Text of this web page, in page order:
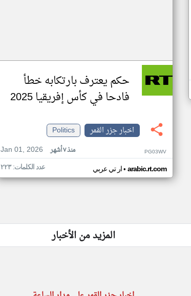
حكم يعترف بارتكابه خطأ
فادحا في كأس إفريقيا 2025
اخبار جزر القمر
Politics
Jan 01, 2026
منذ ٧ أشهر PG03WV
ار تي عربي• arabic.rt.com عدد الكلمات: ٢٢٣
المزيد من الأخبار